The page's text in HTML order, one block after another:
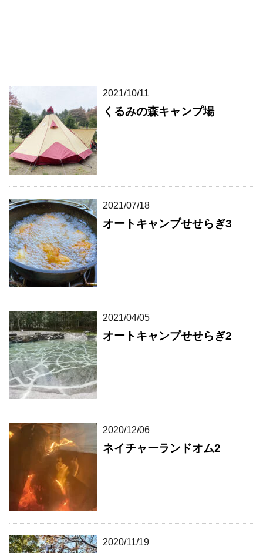
2021/10/11
くるみの森キャンプ場
2021/07/18
オートキャンプせせらぎ3
2021/04/05
オートキャンプせせらぎ2
2020/12/06
ネイチャーランドオム2
2020/11/19